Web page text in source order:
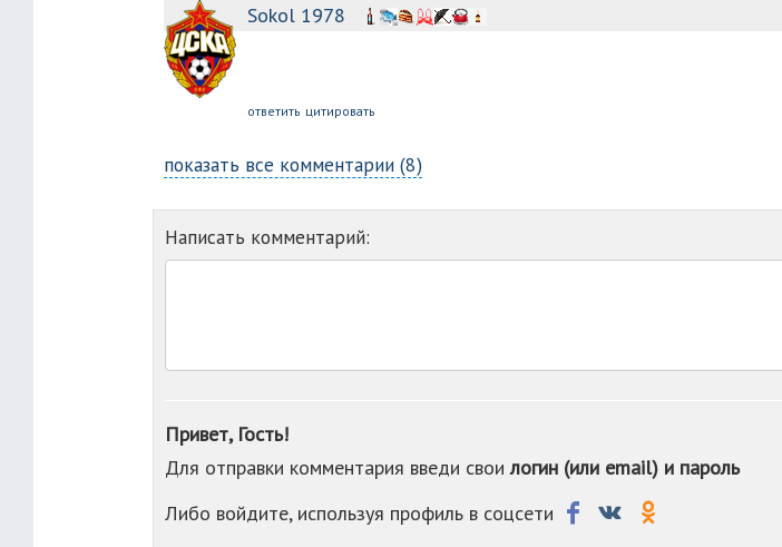
Sokol 1978
ответить цитировать
показать все комментарии (8)
Написать комментарий:
Привет, Гость!
Для отправки комментария введи своилогин (или email) и пароль
Либо войдите, используя профиль в соцсети